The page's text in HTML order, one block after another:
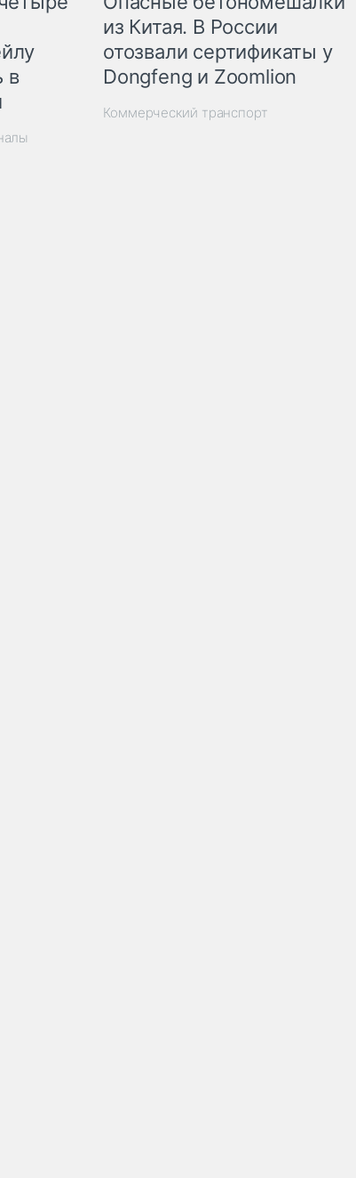
в
из Китая. В России
отозвали сертификаты у
Dongfeng и Zoomlion
Коммерческий транспорт